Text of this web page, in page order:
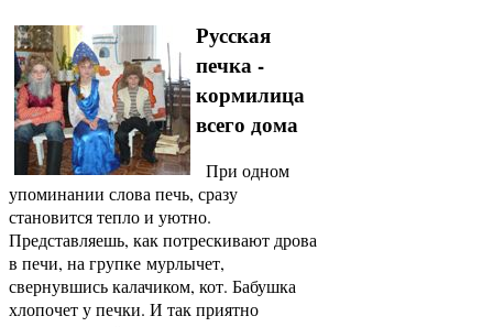
Русская
печка -
кормилица
всего дома
При одном
упоминании слова печь, сразу
становится тепло и уютно.
Представляешь, как потрескивают дрова
в печи, на групке мурлычет,
свернувшись калачиком, кот. Бабушка
хлопочет у печки. И так приятно